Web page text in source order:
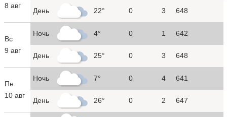
8 авг
День 22° 0 3 648
Вс
9 авг
Ночь 4° 0 1 642
День 25° 0 3 648
Пн
10 авг
Ночь 7° 0 4 641
День 26° 0 2 647